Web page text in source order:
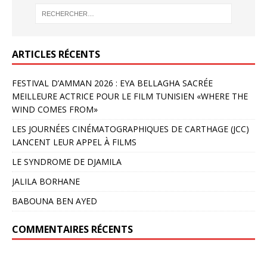
ARTICLES RÉCENTS
FESTIVAL D’AMMAN 2026 : EYA BELLAGHA SACRÉE
MEILLEURE ACTRICE POUR LE FILM TUNISIEN «WHERE THE
WIND COMES FROM»
LES JOURNÉES CINÉMATOGRAPHIQUES DE CARTHAGE (JCC)
LANCENT LEUR APPEL À FILMS
LE SYNDROME DE DJAMILA
JALILA BORHANE
BABOUNA BEN AYED
COMMENTAIRES RÉCENTS